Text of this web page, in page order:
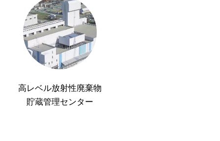
高レベル放射性廃棄物
貯蔵管理センター